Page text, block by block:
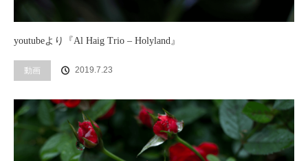
youtubeより『Al Haig Trio – Holyland』
動画 2019.7.23